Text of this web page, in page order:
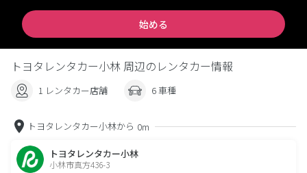
始める
トヨタレンタカー小林 周辺のレンタカー情報
1 レンタカー店舗 6 車種
トヨタレンタカー小林から 0m
トヨタレンタカー小林
小林市真方436-3